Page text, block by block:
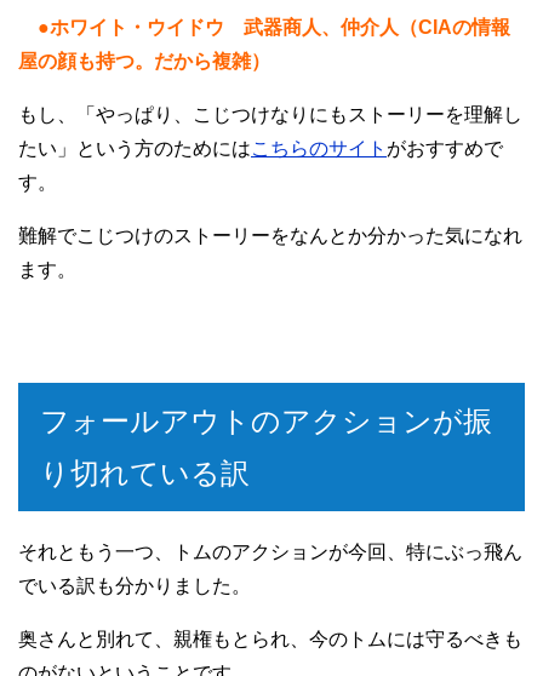
●ホワイト・ウイドウ 武器商人、仲介人（CIAの情報
屋の顔も持つ。だから複雑）
もし、「やっぱり、こじつけなりにもストーリーを理解し
たい」という方のためにはこちらのサイト がおすすめで
す。
難解でこじつけのストーリーをなんとか分かった気になれ
ます。
フォールアウトのアクションが振
り切れている訳
それともう一つ、トムのアクションが今回、特にぶっ飛ん
でいる訳も分かりました。
奥さんと別れて、親権もとられ、今のトムには守るべきも